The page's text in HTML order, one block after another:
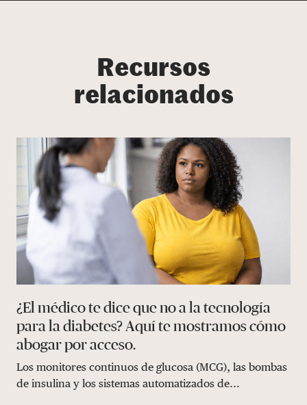
Recursos
relacionados
¿El médico te dice que no a la tecnología
para la diabetes? Aquí te mostramos cómo
abogar por acceso.
Los monitores continuos de glucosa (MCG), las bombas
de insulina y los sistemas automatizados de...